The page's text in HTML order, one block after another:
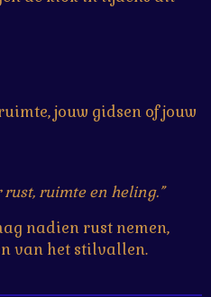
jouw gidsen of jouw
ruimte en heling.”
nadien rust nemen,
van het stilvallen.